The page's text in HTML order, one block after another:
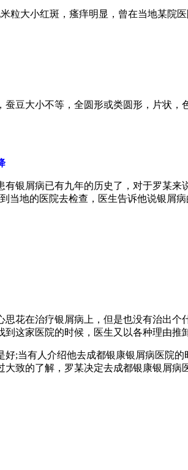
粒大小红斑，瘙痒明显，曾在当地某院
豆大小不等，全圆形或类圆形，片状
银屑病已有九年的历史了，对于罗某
当地的医院去检查，医生告诉他说银屑
花在治疗银屑病上，但是也没有治出
这家医院的时候，医生又以各种理由推
;当有人介绍他去成都银康银屑病医院
致的了解，罗某决定去成都银康银屑病